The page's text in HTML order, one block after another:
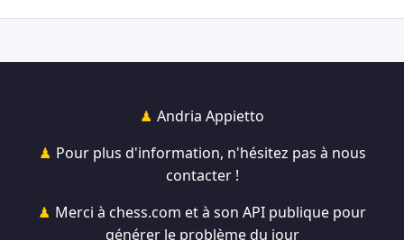
Andria Appietto
Pour plus d'information, n'hésitez pas à nous
contacter !
Merci à chess.com et à son API publique pour
générer le problème du jour